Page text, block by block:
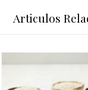
Articulos